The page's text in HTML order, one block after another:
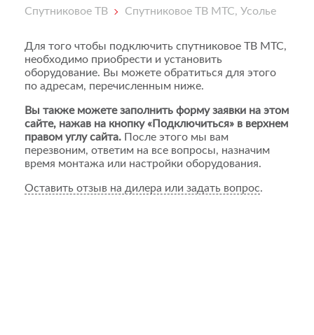
Спутниковое ТВ Спутниковое ТВ МТС, Усолье
Для того чтобы подключить спутниковое ТВ МТС,
необходимо приобрести и установить
оборудование. Вы можете обратиться для этого
по адресам, перечисленным ниже.
Вы также можете заполнить форму заявки на этом
сайте, нажав на кнопку «Подключиться» в верхнем
правом углу сайта. После этого мы вам
перезвоним, ответим на все вопросы, назначим
время монтажа или настройки оборудования.
Оставить отзыв на дилера или задать вопрос.